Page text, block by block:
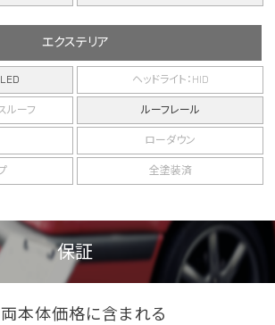
エクステリア
ヘッドライト：HID
ルーフ ルーフレール
ローダウン
全塗装済
保証
本体価格に含まれる